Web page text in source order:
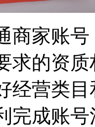
商家账
求的资
经营类
完成账